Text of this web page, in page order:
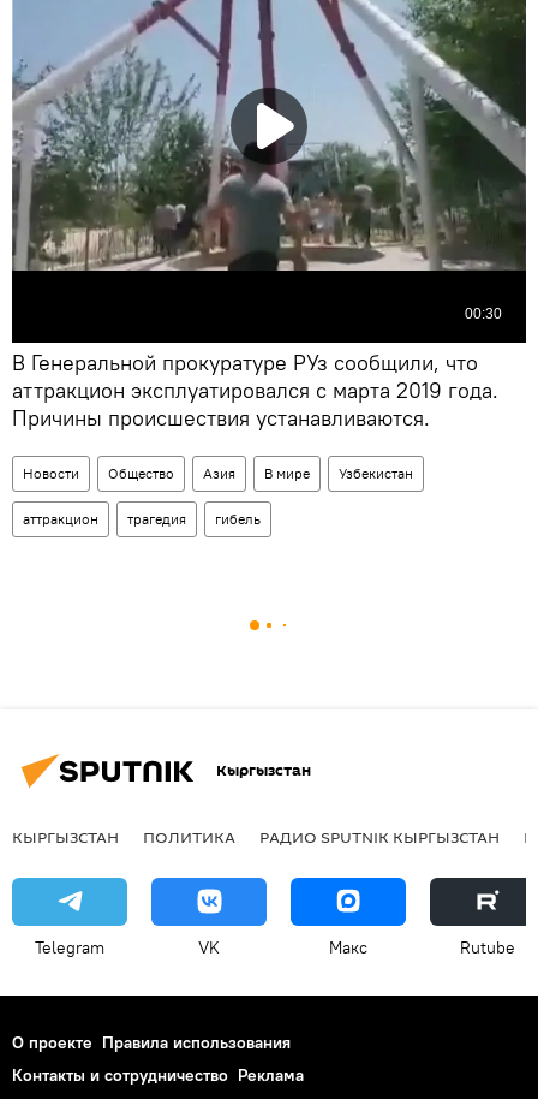
В Генеральной прокуратуре РУз сообщили, что
аттракцион эксплуатировался с марта 2019 года.
Причины происшествия устанавливаются.
Новости Общество Азия В мире Узбекистан
аттракцион трагедия гибель
Кыргызстан
КЫРГЫЗСТАН ПОЛИТИКА РАДИО SPUTNIK КЫРГЫЗСТАН
Telegram VK Макс Rutube
О проекте Правила использования
Контакты и сотрудничество Реклама